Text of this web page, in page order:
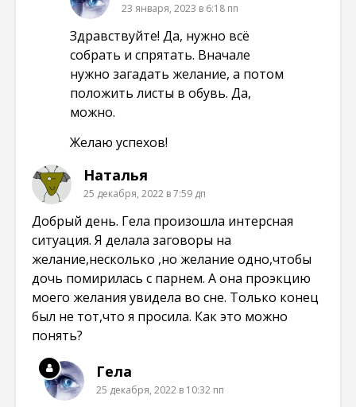
23 января, 2023 в 6:18 пп
Здравствуйте! Да, нужно всё
собрать и спрятать. Вначале
нужно загадать желание, а потом
положить листы в обувь. Да,
можно.
Желаю успехов!
Наталья
25 декабря, 2022 в 7:59 дп
Добрый день. Гела произошла интерсная
ситуация. Я делала заговоры на
желание,несколько ,но желание одно,чтобы
дочь помирилась с парнем. А она проэкцию
моего желания увидела во сне. Только конец
был не тот,что я просила. Как это можно
понять?
Гела
25 декабря, 2022 в 10:32 пп